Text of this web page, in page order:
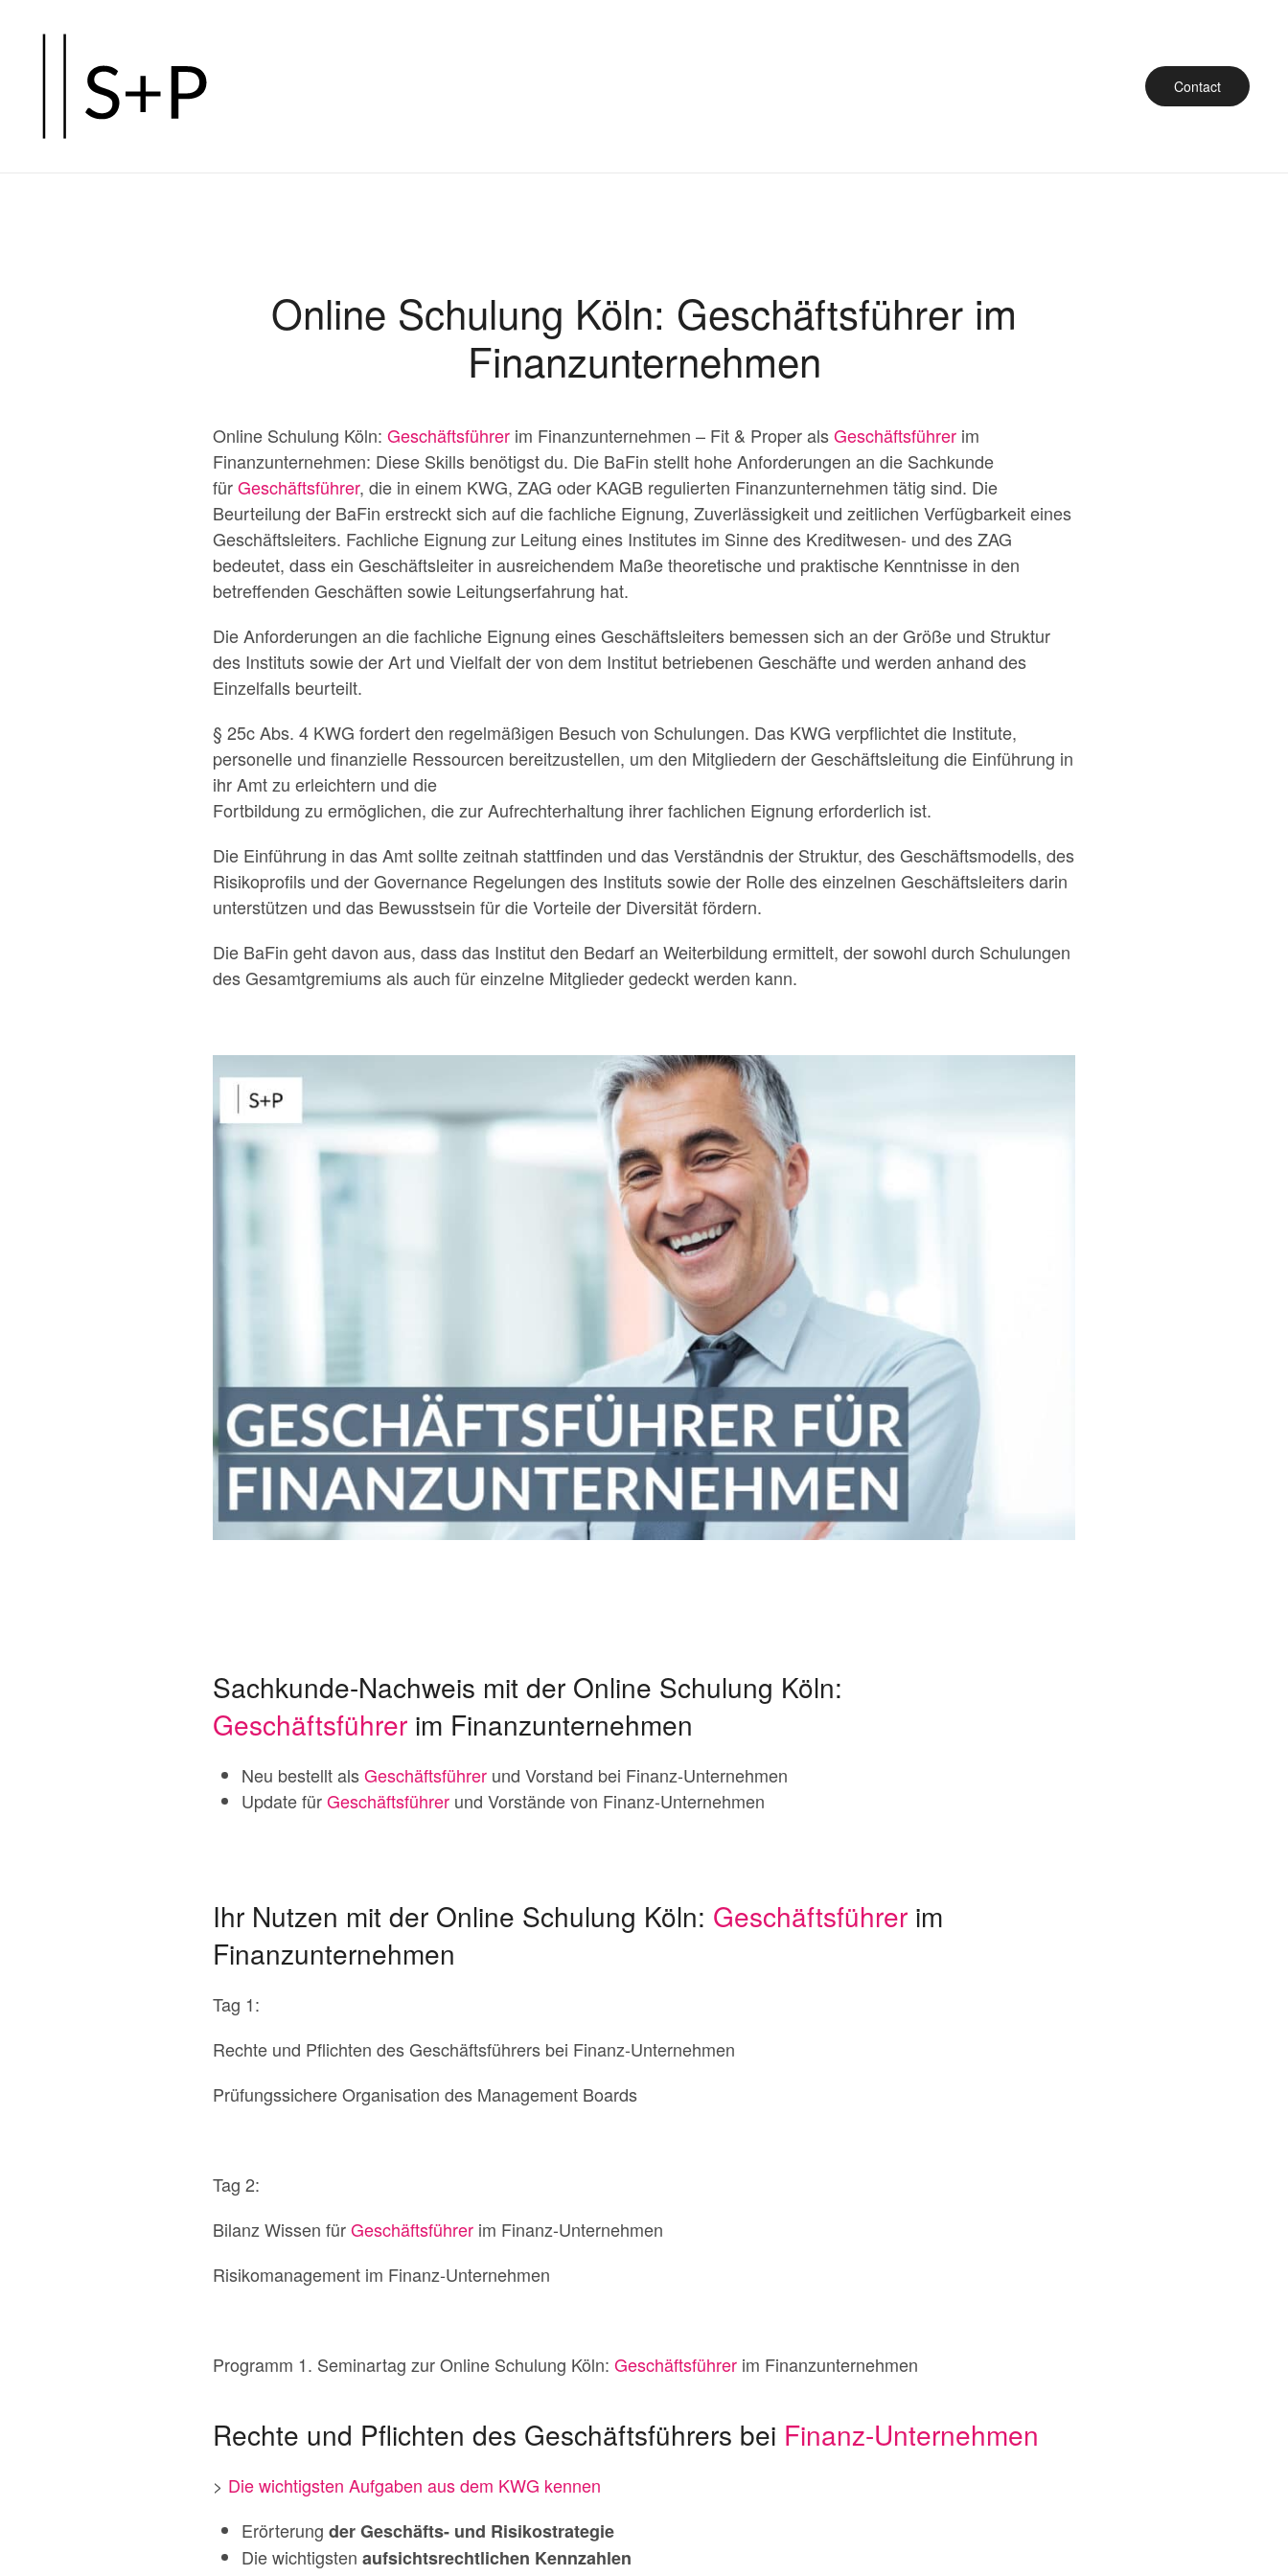
Hauptinhalt
springen
Contact
Online Schulung Köln: Geschäftsführer im
Finanzunternehmen
Online Schulung Köln: Geschäftsführer im Finanzunternehmen – Fit & Proper alsGeschäftsführer im
Finanzunternehmen: Diese Skills benötigst du. Die BaFin stellt hohe Anforderungen an die Sachkunde
fürGeschäftsführer, die in einem KWG, ZAG oder KAGB regulierten Finanzunternehmen tätig sind. Die
Beurteilung der BaFin erstreckt sich auf die fachliche Eignung, Zuverlässigkeit und zeitlichen Verfügbarkeit eines
Geschäftsleiters. Fachliche Eignung zur Leitung eines Institutes im Sinne des Kreditwesen- und des ZAG
bedeutet, dass ein Geschäftsleiter in ausreichendem Maße theoretische und praktische Kenntnisse in den
betreffenden Geschäften sowie Leitungserfahrung hat.
Die Anforderungen an die fachliche Eignung eines Geschäftsleiters bemessen sich an der Größe und Struktur
des Instituts sowie der Art und Vielfalt der von dem Institut betriebenen Geschäfte und werden anhand des
Einzelfalls beurteilt.
§ 25c Abs. 4 KWG fordert den regelmäßigen Besuch von Schulungen. Das KWG verpflichtet die Institute,
personelle und finanzielle Ressourcen bereitzustellen, um den Mitgliedern der Geschäftsleitung die Einführung in
ihr Amt zu erleichtern und die
Fortbildung zu ermöglichen, die zur Aufrechterhaltung ihrer fachlichen Eignung erforderlich ist.
Die Einführung in das Amt sollte zeitnah stattfinden und das Verständnis der Struktur, des Geschäftsmodells, des
Risikoprofils und der Governance Regelungen des Instituts sowie der Rolle des einzelnen Geschäftsleiters darin
unterstützen und das Bewusstsein für die Vorteile der Diversität fördern.
Die BaFin geht davon aus, dass das Institut den Bedarf an Weiterbildung ermittelt, der sowohl durch Schulungen
des Gesamtgremiums als auch für einzelne Mitglieder gedeckt werden kann.
Sachkunde-Nachweis mit der Online Schulung Köln:
Geschäftsführer im Finanzunternehmen
Neu bestellt alsGeschäftsführer und Vorstand bei Finanz-Unternehmen
Update fürGeschäftsführer und Vorstände von Finanz-Unternehmen
Ihr Nutzen mit der Online Schulung Köln: Geschäftsführer im
Finanzunternehmen
Tag 1:
Rechte und Pflichten des Geschäftsführers bei Finanz-Unternehmen
Prüfungssichere Organisation des Management Boards
Tag 2:
Bilanz Wissen fürGeschäftsführer im Finanz-Unternehmen
Risikomanagement im Finanz-Unternehmen
Programm 1. Seminartag zur Online Schulung Köln: Geschäftsführer im Finanzunternehmen
Rechte und Pflichten des Geschäftsführers bei Finanz-Unternehmen
> Die wichtigsten Aufgaben aus dem KWG kennen
Erörterung der Geschäfts- und Risikostrategie
Die wichtigsten aufsichtsrechtlichen Kennzahlen